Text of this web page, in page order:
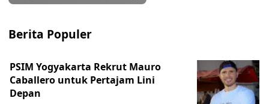
Berita Populer
PSIM Yogyakarta Rekrut Mauro
Caballero untuk Pertajam Lini
Depan